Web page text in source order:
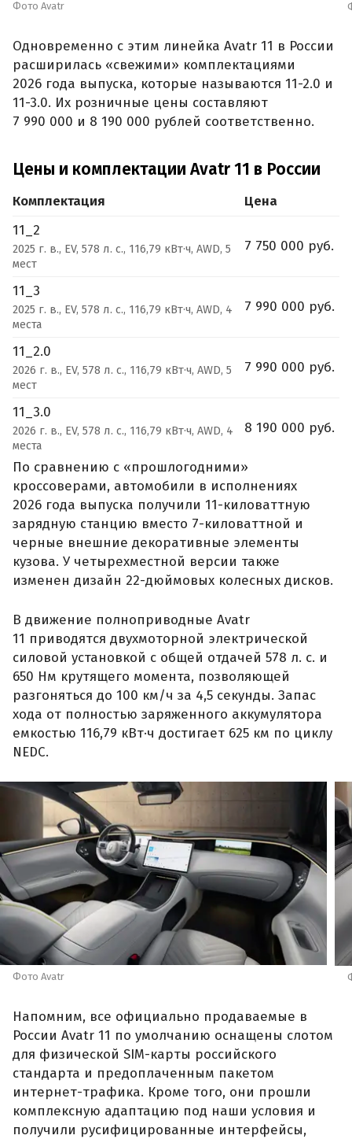
Фото Avatr
Одновременно с этим линейка Avatr 11 в России
расширилась «свежими» комплектациями
2026 года выпуска, которые называются 11-2.0 и
11-3.0. Их розничные цены составляют
7 990 000 и 8 190 000 рублей соответственно.
Цены и комплектации Avatr 11 в России
Комплектация
Цена
11_2
2025 г. в., EV, 578 л. с., 116,79 кВт·ч, AWD, 5
мест
7 750 000 руб.
11_3
2025 г. в., EV, 578 л. с., 116,79 кВт·ч, AWD, 4
места
7 990 000 руб.
11_2.0
2026 г. в., EV, 578 л. с., 116,79 кВт·ч, AWD, 5
мест
7 990 000 руб.
11_3.0
2026 г. в., EV, 578 л. с., 116,79 кВт·ч, AWD, 4
места
8 190 000 руб.
По сравнению с «прошлогодними»
кроссоверами, автомобили в исполнениях
2026 года выпуска получили 11-киловаттную
зарядную станцию вместо 7-киловаттной и
черные внешние декоративные элементы
кузова. У четырехместной версии также
изменен дизайн 22-дюймовых колесных дисков.
В движение полноприводные Avatr
11 приводятся двухмоторной электрической
силовой установкой с общей отдачей 578 л. с. и
650 Нм крутящего момента, позволяющей
разгоняться до 100 км/ч за 4,5 секунды. Запас
хода от полностью заряженного аккумулятора
емкостью 116,79 кВт·ч достигает 625 км по циклу
NEDC.
Фото Avatr
Напомним, все официально продаваемые в
России Avatr 11 по умолчанию оснащены слотом
для физической SIM-карты российского
стандарта и предоплаченным пакетом
интернет-трафика. Кроме того, они прошли
комплексную адаптацию под наши условия и
получили русифицированные интерфейсы,